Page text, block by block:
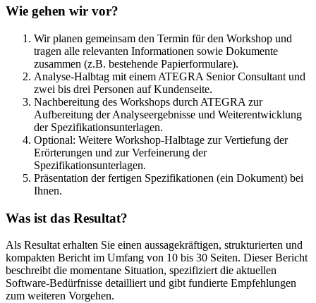
Wie gehen wir vor?
Wir planen gemeinsam den Termin für den Workshop und
tragen alle relevanten Informationen sowie Dokumente
zusammen (z.B. bestehende Papierformulare).
Analyse-Halbtag mit einem ATEGRA Senior Consultant und
zwei bis drei Personen auf Kundenseite.
Nachbereitung des Workshops durch ATEGRA zur
Aufbereitung der Analyseergebnisse und Weiterentwicklung
der Spezifikationsunterlagen.
Optional: Weitere Workshop-Halbtage zur Vertiefung der
Erörterungen und zur Verfeinerung der
Spezifikationsunterlagen.
Präsentation der fertigen Spezifikationen (ein Dokument) bei
Ihnen.
Was ist das Resultat?
Als Resultat erhalten Sie einen aussagekräftigen, strukturierten und
kompakten Bericht im Umfang von 10 bis 30 Seiten. Dieser Bericht
beschreibt die momentane Situation, spezifiziert die aktuellen
Software-Bedürfnisse detailliert und gibt fundierte Empfehlungen
zum weiteren Vorgehen.